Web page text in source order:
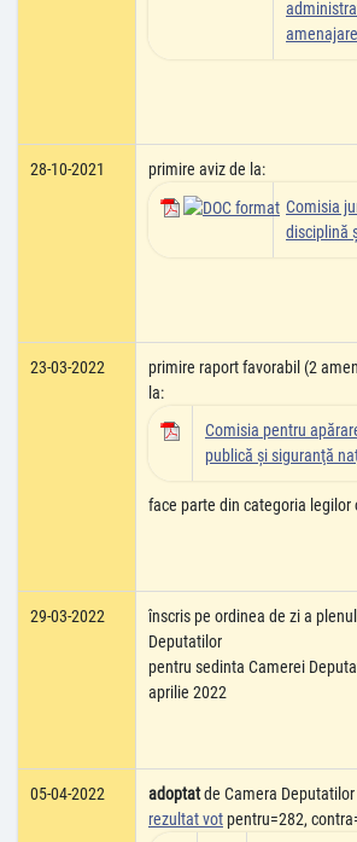
28-10-2021
primire aviz de la:
Comisia
disciplină
23-03-2022
primire raport favorabil (2
la:
Comisia pentru
publică şi siguranţă
face parte din categoria legilor
29-03-2022
înscris pe ordinea de zi a
Deputatilor
pentru sedinta Camerei
aprilie 2022
05-04-2022 adoptatde Camera Deputatilor
rezultat vot pentru=282,